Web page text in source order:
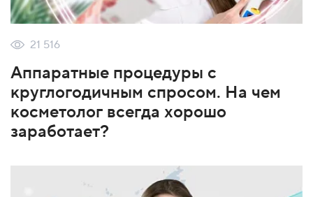
21 516
Аппаратные процедуры с
круглогодичным спросом. На чем
косметолог всегда хорошо
заработает?